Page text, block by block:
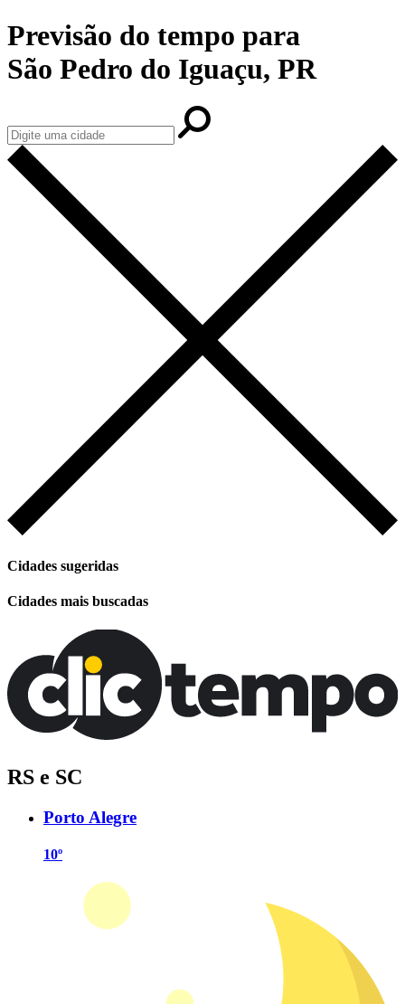
Previsão do tempo para
São Pedro do Iguaçu, PR
Cidades sugeridas
Cidades mais buscadas
RS e SC
Porto Alegre
10º